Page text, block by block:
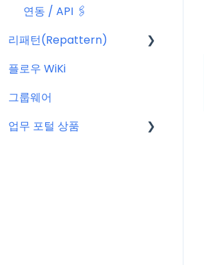
연동 / API 🖇️
리패턴(Repattern)
리패턴(Repattern) (NE
플로우 WiKi
그룹웨어
업무 포털 상품